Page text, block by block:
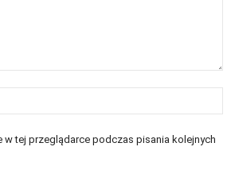
w tej przeglądarce podczas pisania kolejnych